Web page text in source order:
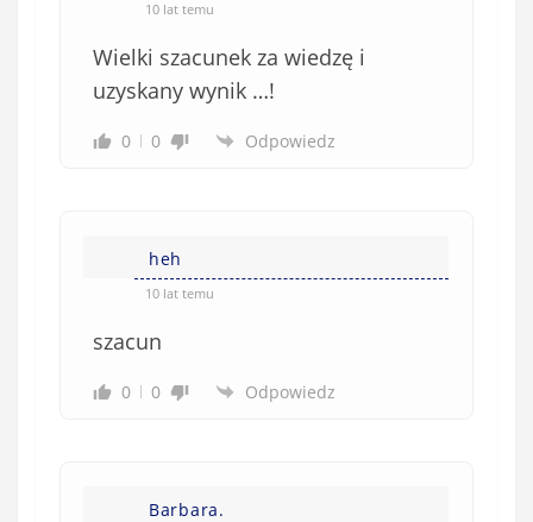
10 lat temu
Wielki szacunek za wiedzę i
uzyskany wynik …!
0 0 Odpowiedz
heh
10 lat temu
szacun
0 0 Odpowiedz
Barbara.